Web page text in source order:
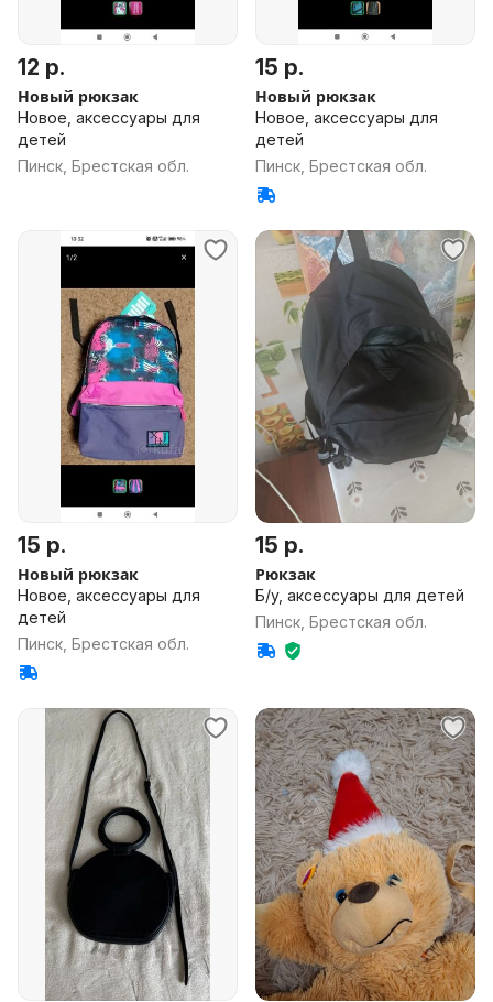
12 р.
Новый рюкзак
Новое, аксессуары для
детей
Пинск, Брестская обл.
15 р.
Новый рюкзак
Новое, аксессуары для
детей
Пинск, Брестская обл.
15 р.
Новый рюкзак
Новое, аксессуары для
детей
Пинск, Брестская обл.
15 р.
Рюкзак
Б/у, аксессуары для детей
Пинск, Брестская обл.